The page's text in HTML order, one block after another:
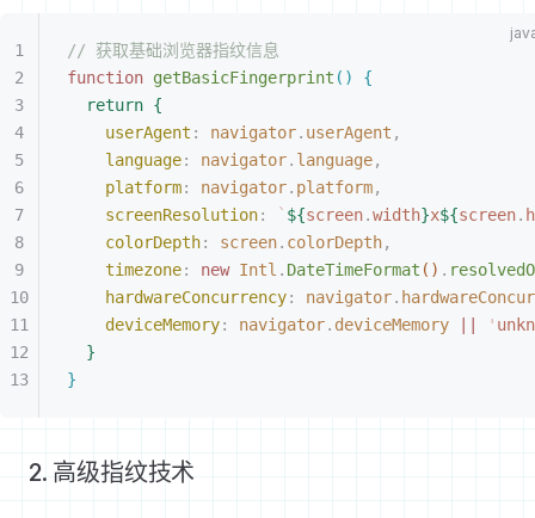
// 获取基础浏览器指纹信息
function getBasicFingerprint ( )
{
return {
userAgent : navigator. userAgent ,
language: navigator. language,
platform: navigator. platform,
screenResolution: ` ${screen.width}x${screen.
colorDepth: screen. colorDepth,
timezone: new Intl . DateTimeFormat ( ) .
hardwareConcurrency: navigator.
deviceMemory: navigator. deviceMemory '
}
}
2. 高级指纹技术